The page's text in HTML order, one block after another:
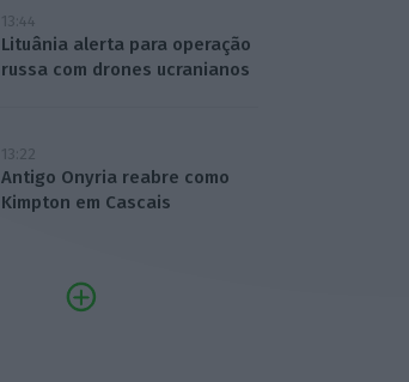
13:44
Lituânia alerta para operação
russa com drones ucranianos
13:22
Antigo Onyria reabre como
Kimpton em Cascais